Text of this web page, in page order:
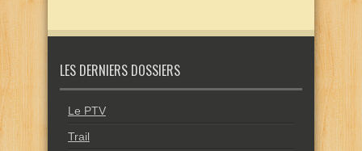
LES DERNIERS DOSSIERS
Le PTV
Trail